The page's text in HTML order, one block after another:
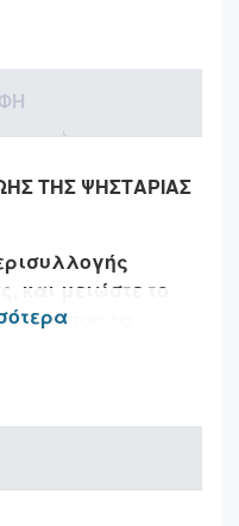
ΤΗΣ ΨΗΣΤΑΡΙΑΣ
και μειώστε το
τα
από το
να